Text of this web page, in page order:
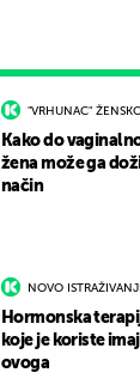
"VRHUNAC"
Kako do
žena može ga
način
NOVO
Hormonska
koje je koriste
ovoga